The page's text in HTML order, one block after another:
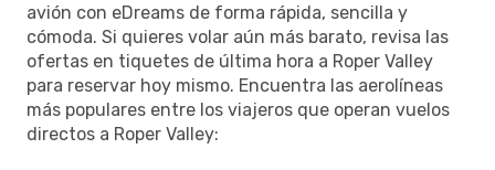
avión con eDreams de forma rápida, sencilla y
cómoda. Si quieres volar aún más barato, revisa las
ofertas en tiquetes de última hora a Roper Valley
para reservar hoy mismo. Encuentra las aerolíneas
más populares entre los viajeros que operan vuelos
directos a Roper Valley: